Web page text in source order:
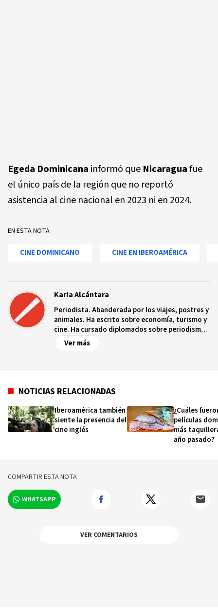
Egeda Dominicana informó que Nicaraguafue
el único país de la región que no reportó
asistencia al cine nacional en 2023 ni en 2024.
EN ESTA NOTA
CINE DOMINICANO CINE EN IBEROAMÉRICA
Karla Alcántara
Periodista. Abanderada por los viajes, postres y
animales. Ha escrito sobre economía, turismo y
cine. Ha cursado diplomados sobre periodismo
económico impartido por el Banco Central,
periodismo de investigación por el Instituto
Dominicano.
Ver más
NOTICIAS RELACIONADAS
Iberoamérica también
siente la presencia del
cine inglés
¿Cuáles
películas
más
año pasado?
COMPARTIR ESTA NOTA
WHATSAPP
VER COMENTARIOS